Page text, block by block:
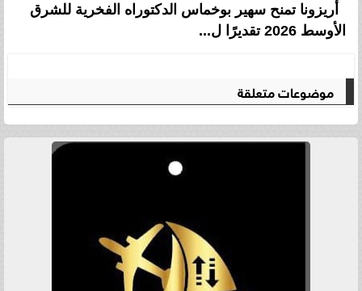
أريزونا تمنح سهير بوخماس الدكتوراه الفخرية للشرق
الأوسط 2026 تقديرًا ل...
موضوعات متعلقة